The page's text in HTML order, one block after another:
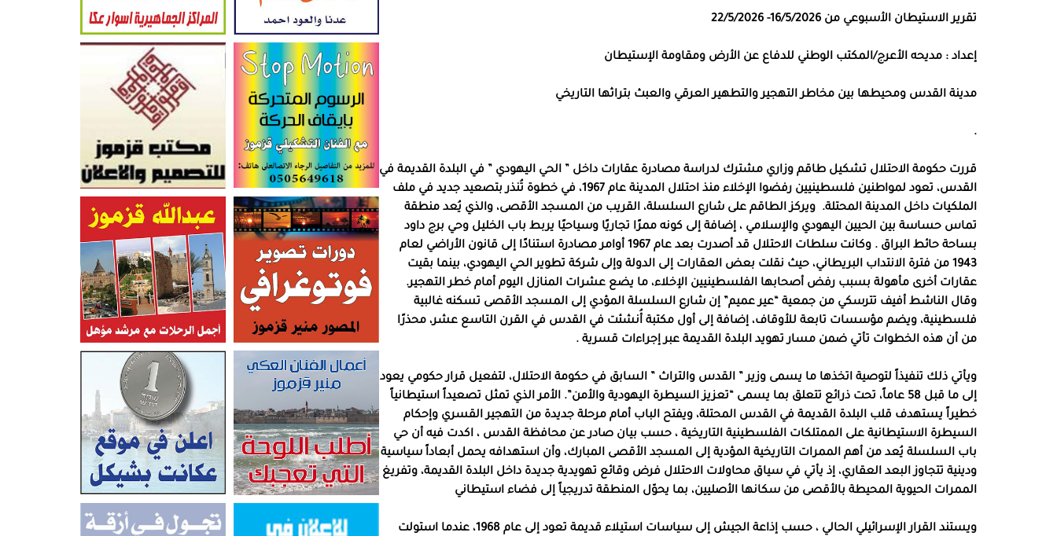
تقرير الاستيطان الأسبوعي من 16/5/2026- 22/5/2026
إعداد : مديحه الأعرج/المكتب الوطني للدفاع عن الأرض ومقاومة الإستيطان
مدينة القدس ومحيطها بين مخاطر التهجير والتطهير العرقي والعبث بتراثها التاريخي
.
قررت حكومة الاحتلال تشكيل طاقم وزاري مشترك لدراسة مصادرة عقارات داخل ” الحي اليهودي ” في البلدة القديمة في
القدس، تعود لمواطنين فلسطينيين رفضوا الإخلاء منذ احتلال المدينة عام 1967، في خطوة تُنذر بتصعيد جديد في ملف
الملكيات داخل المدينة المحتلة. ويركز الطاقم على شارع السلسلة، القريب من المسجد الأقصى، والذي يُعد منطقة
تماس حساسة بين الحيين اليهودي والإسلامي ، إضافة إلى كونه ممرًا تجاريًا وسياحيًا يربط باب الخليل وحي برج داود
بساحة حائط البراق . وكانت سلطات الاحتلال قد أصدرت بعد عام 1967 أوامر مصادرة استنادًا إلى قانون الأراضي لعام
1943 من فترة الانتداب البريطاني، حيث نقلت بعض العقارات إلى الدولة وإلى شركة تطوير الحي اليهودي، بينما بقيت
عقارات أخرى مأهولة بسبب رفض أصحابها الفلسطينيين الإخلاء، ما يضع عشرات المنازل اليوم أمام خطر التهجير.
وقال الناشط أفيف تترسكي من جمعية “عير عميم” إن شارع السلسلة المؤدي إلى المسجد الأقصى تسكنه غالبية
فلسطينية، ويضم مؤسسات تابعة للأوقاف، إضافة إلى أول مكتبة أُنشئت في القدس في القرن التاسع عشر، محذرًا
من أن هذه الخطوات تأتي ضمن مسار تهويد البلدة القديمة عبر إجراءات قسرية .
ويأتي ذلك تنفيذاً لتوصية اتخذها ما يسمى وزير ” القدس والتراث ” السابق في حكومة الاحتلال، لتفعيل قرار حكومي يعود
إلى ما قبل 58 عاماً، تحت ذرائع تتعلق بما يسمى “تعزيز السيطرة اليهودية والأمن”. الأمر الذي تمثل تصعيداً استيطانياً
خطيراً يستهدف قلب البلدة القديمة في القدس المحتلة، ويفتح الباب أمام مرحلة جديدة من التهجير القسري وإحكام
السيطرة الاستيطانية على الممتلكات الفلسطينية التاريخية ، حسب بيان صادر عن محافظة القدس ، اكدت فيه أن حي
باب السلسلة يُعد من أهم الممرات التاريخية المؤدية إلى المسجد الأقصى المبارك، وأن استهدافه يحمل أبعاداً سياسية
ودينية تتجاوز البعد العقاري، إذ يأتي في سياق محاولات الاحتلال فرض وقائع تهويدية جديدة داخل البلدة القديمة، وتفريغ
الممرات الحيوية المحيطة بالأقصى من سكانها الأصليين، بما يحوّل المنطقة تدريجياً إلى فضاء استيطاني
ويستند القرار الإسرائيلي الحالي ، حسب إذاعة الجيش إلى سياسات استيلاء قديمة تعود إلى عام 1968، عندما استولت